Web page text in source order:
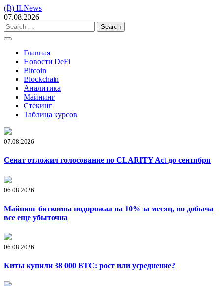
Skip
to
content
(₿) ILNews
07.08.2026
Search
for:
Главная
Новости DeFi
Bitcoin
Blockchain
Аналитика
Майнинг
Стекинг
Таблица курсов
07.08.2026
Сенат отложил голосование по CLARITY Act до сентября
06.08.2026
Майнинг биткоина подорожал на 10% за месяц, но добыча
все еще убыточна
06.08.2026
Киты купили 38 000 BTC: рост или усреднение?